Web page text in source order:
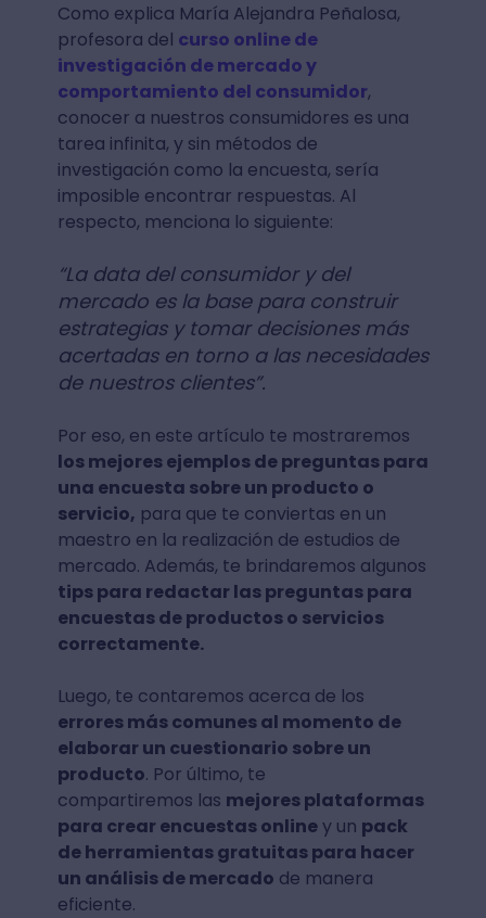
Como explica María Alejandra Peñalosa,
profesora del curso online de
investigación de mercado y
comportamiento del consumidor,
conocer a nuestros consumidores es una
tarea infinita, y sin métodos de
investigación como la encuesta, sería
imposible encontrar respuestas. Al
respecto, menciona lo siguiente:
“La data del consumidor y del
mercado es la base para construir
estrategias y tomar decisiones más
acertadas en torno a las necesidades
de nuestros clientes”.
Por eso, en este artículo te mostraremos
los mejores ejemplos de preguntas para
una encuesta sobre un producto o
servicio, para que te conviertas en un
maestro en la realización de estudios de
mercado. Además, te brindaremos algunos
tips para redactar las preguntas para
encuestas de productos o servicios
correctamente.
Luego, te contaremos acerca de los
errores más comunes al momento de
elaborar un cuestionario sobre un
producto. Por último, te
compartiremos las mejores plataformas
para crear encuestas onliney un pack
de herramientas gratuitas para hacer
un análisis de mercado de manera
eficiente.